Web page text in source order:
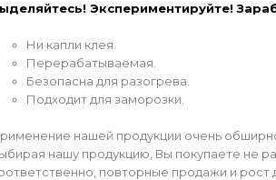
Экспериментируйте!
Ни капли клея.
Перерабатываемая.
Безопасна для разогрева.
Подходит для заморозки.
нашей продукции очень
нашу продукцию, Вы покупаете не
повторные продажи и рост